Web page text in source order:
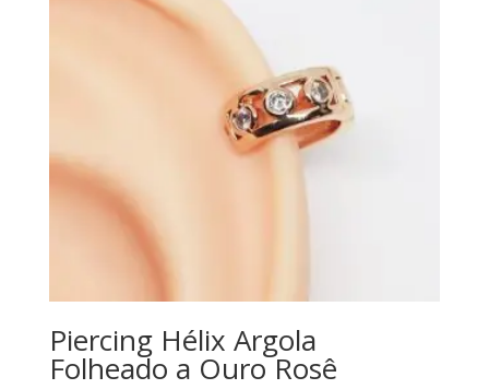
Piercing Hélix Argola
Folheado a Ouro Rosê